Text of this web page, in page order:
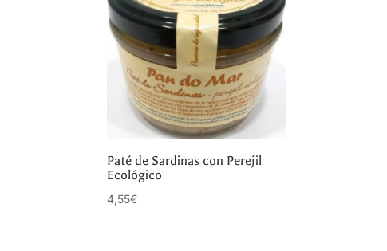
Paté de Sardinas con Perejil
Ecológico
4,55€